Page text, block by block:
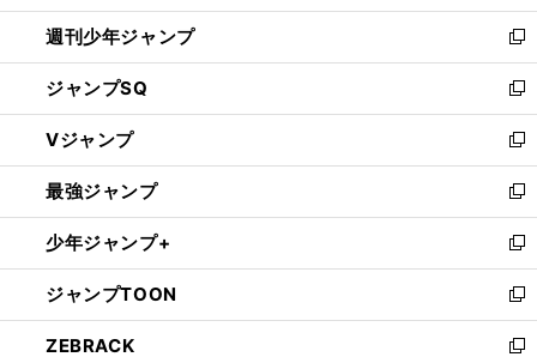
開
く
週刊少年ジャンプ
新
し
い
ウ
ィ
ン
ド
ウ
で
開
く
ジャンプSQ
新
し
い
ウ
ィ
ン
ド
ウ
で
開
く
Vジャンプ
新
し
い
ウ
ィ
ン
ド
ウ
で
最強ジャンプ
新
し
い
ウ
ィ
ン
ド
少年ジャンプ+
新
し
い
ウ
ィ
ジャンプTOON
新
し
い
ZEBRACK
新